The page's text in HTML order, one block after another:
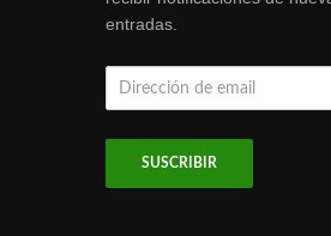
entradas.
Dirección